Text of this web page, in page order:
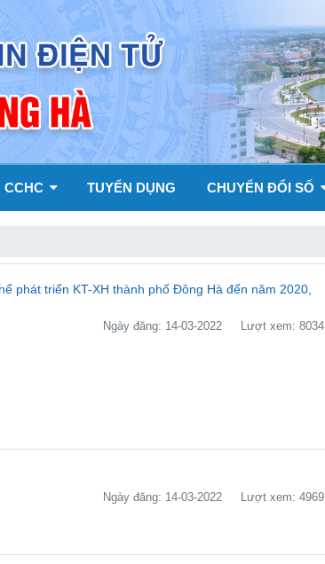
CCHC TUYỂN DỤNG CHUYỂN ĐỔI SỐ
phát triển KT-XH thành phố Đông Hà đến năm 2020,
Ngày đăng: 14-03-2022 Lượt xem: 8034
Ngày đăng: 14-03-2022 Lượt xem: 4969